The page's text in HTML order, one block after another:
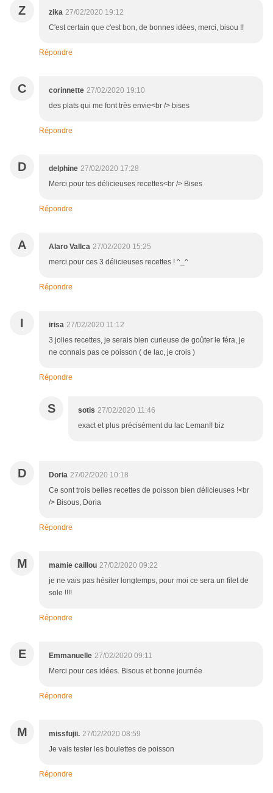
Z zika 27/02/2020 19:12
C'est certain que c'est bon, de bonnes idées, merci, bisou !!
Répondre
C corinnette 27/02/2020 19:10
des plats qui me font très envie<br /> bises
Répondre
D delphine 27/02/2020 17:28
Merci pour tes délicieuses recettes<br /> Bises
Répondre
A Alaro Vallca 27/02/2020 15:25
merci pour ces 3 délicieuses recettes ! ^_^
Répondre
I irisa 27/02/2020 11:12
3 jolies recettes, je serais bien curieuse de goûter le féra, je
ne connais pas ce poisson ( de lac, je crois )
Répondre
S sotis 27/02/2020 11:46
exact et plus précisément du lac Leman!! biz
D Doria 27/02/2020 10:18
Ce sont trois belles recettes de poisson bien délicieuses !<br
/> Bisous, Doria
Répondre
M mamie caillou 27/02/2020 09:22
je ne vais pas hésiter longtemps, pour moi ce sera un filet de
sole !!!!
Répondre
E Emmanuelle 27/02/2020 09:11
Merci pour ces idées. Bisous et bonne journée
Répondre
M missfujii. 27/02/2020 08:59
Je vais tester les boulettes de poisson
Répondre